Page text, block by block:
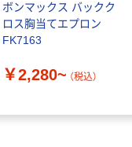
ボンマックス バックク
ロス胸当てエプロン
FK7163
￥2,280~ （税込）